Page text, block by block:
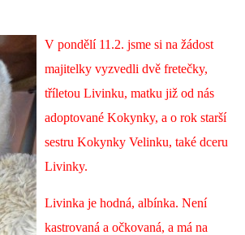
FRETČÍCH DŮCHODCŮ
FRETKY.
V pondělí 11.2. jsme si na žádost
majitelky vyzvedli dvě fretečky,
tříletou Livinku, matku již od nás
adoptované Kokynky, a o rok starší
sestru Kokynky Velinku, také dceru
Livinky.
Livinka je hodná, albínka. Není
kastrovaná a očkovaná, a má na